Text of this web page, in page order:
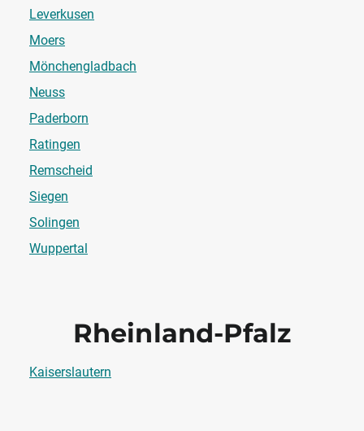
Leverkusen
Moers
Mönchengladbach
Neuss
Paderborn
Ratingen
Remscheid
Siegen
Solingen
Wuppertal
Rheinland-Pfalz
Kaiserslautern